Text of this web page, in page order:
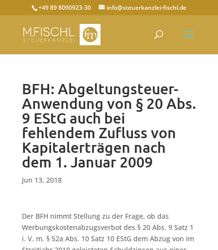
+49 89 8090923-30 info@steuerkanzlei-fischl.de
BFH: Abgeltungsteuer-
Anwendung von § 20 Abs.
9 EStG auch bei
fehlendem Zufluss von
Kapitalerträgen nach
dem 1. Januar 2009
Jun 13, 2018
Der BFH nimmt Stellung zu der Frage, ob das
Werbungskostenabzugsverbot des § 20 Abs. 9 Satz 1
i. V. m. § 52a Abs. 10 Satz 10 EStG dem Abzug von im